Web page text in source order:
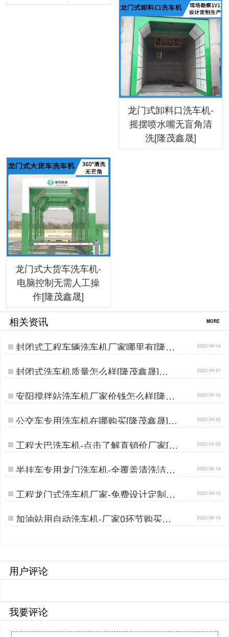
龙门式卸料口洗车机-
摇摆喷水嘴无盲角清
洗[隆茂鑫晟]
龙门式大货车洗车机-
电脑控制无需人工操
作[隆茂鑫晟]
相关资讯 MORE
封闭式工程车辆洗车机厂家哪里有[隆茂
鑫晟]…
2022-08-14
封闭式洗车机质量怎么样[隆茂鑫晟]… 2022-09-27
安阳搅拌站洗车机厂家价钱怎么样[隆茂
鑫晟]…
2022-05-16
公交车专用洗车机在哪购买[隆茂鑫晟]… 2022-09-25
工程大巴洗车机-点击了解直销价厂家[隆
茂鑫晟]…
2022-05-05
半挂车专用龙门洗车机-全覆盖清洗洁净
出行[隆茂鑫晟]…
2022-06-14
工程龙门式洗车机厂家-免费设计定制方
案[隆茂鑫晟]…
2022-09-16
加油站用自动洗车机-厂家0环节购买更
实惠[隆茂鑫晟]…
2022-06-16
用户评论
我要评论